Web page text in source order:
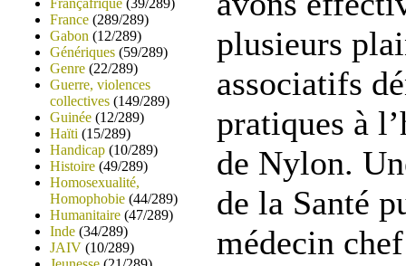
Françafrique (39/289)
France (289/289)
Gabon (12/289)
Génériques (59/289)
Genre (22/289)
Guerre, violences
collectives (149/289)
Guinée (12/289)
Haïti (15/289)
Handicap (10/289)
Histoire (49/289)
Homosexualité,
Homophobie (44/289)
Humanitaire (47/289)
Inde (34/289)
JAIV (10/289)
plusieurs
associatifs
pratiques à
de Nylon.
de la Santé
médecin